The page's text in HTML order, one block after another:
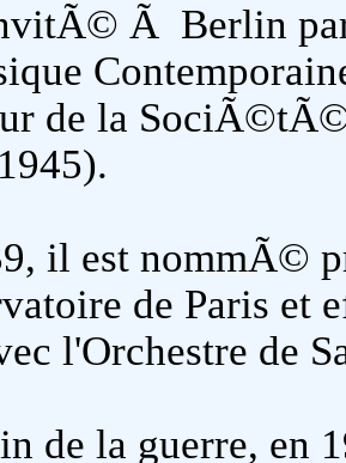
Ã Berlin
de la
il est nommÃ©
de Paris
l'Orchestre de
de la guerre, en